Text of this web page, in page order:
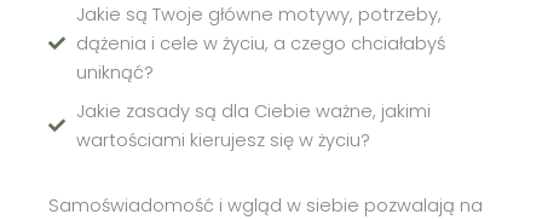
Jakie są Twoje główne motywy, potrzeby,
dążenia i cele w życiu, a czego chciałabyś
uniknąć?
Jakie zasady są dla Ciebie ważne, jakimi
wartościami kierujesz się w życiu?
Samoświadomość i wgląd w siebie pozwalają na